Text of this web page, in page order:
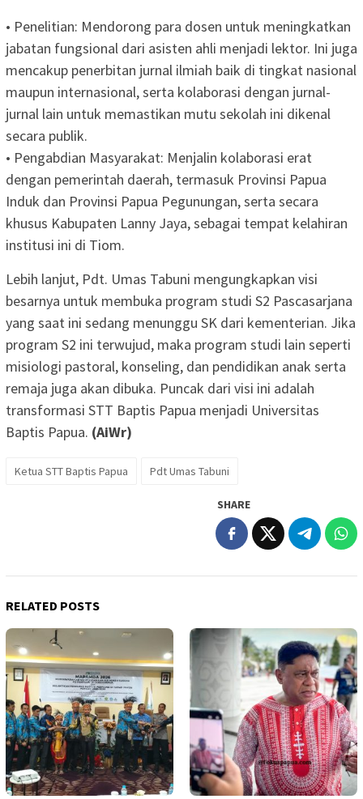
• Penelitian: Mendorong para dosen untuk meningkatkan
jabatan fungsional dari asisten ahli menjadi lektor. Ini juga
mencakup penerbitan jurnal ilmiah baik di tingkat nasional
maupun internasional, serta kolaborasi dengan jurnal-
jurnal lain untuk memastikan mutu sekolah ini dikenal
secara publik.
• Pengabdian Masyarakat: Menjalin kolaborasi erat
dengan pemerintah daerah, termasuk Provinsi Papua
Induk dan Provinsi Papua Pegunungan, serta secara
khusus Kabupaten Lanny Jaya, sebagai tempat kelahiran
institusi ini di Tiom.
Lebih lanjut, Pdt. Umas Tabuni mengungkapkan visi
besarnya untuk membuka program studi S2 Pascasarjana
yang saat ini sedang menunggu SK dari kementerian. Jika
program S2 ini terwujud, maka program studi lain seperti
misiologi pastoral, konseling, dan pendidikan anak serta
remaja juga akan dibuka. Puncak dari visi ini adalah
transformasi STT Baptis Papua menjadi Universitas
Baptis Papua. (AiWr)
Ketua STT Baptis Papua Pdt Umas Tabuni
SHARE
RELATED POSTS